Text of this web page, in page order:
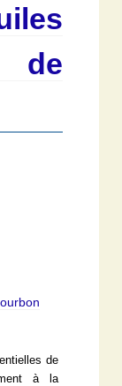
de
de
à la